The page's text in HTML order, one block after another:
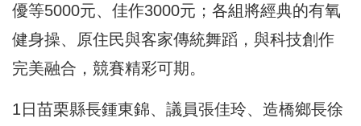
優等5000元、佳作3000元；各組將經典的有氧
健身操、原住民與客家傳統舞蹈，與科技創作
完美融合，競賽精彩可期。
1日苗栗縣長鍾東錦、議員張佳玲、造橋鄉長徐